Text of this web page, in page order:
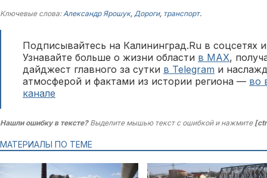
Ключевые слова:Александр Ярошук, Дороги, транспорт.
Подписывайтесь на Калининград.Ru в соцсетях
Узнавайте больше о жизни области в MAX,
дайджест главного за сутки в Telegram и
атмосферой и фактами из истории региона — во
канале
Нашли ошибку в тексте?Выделите мышью текст с ошибкой и нажмите
МАТЕРИАЛЫ ПО ТЕМЕ